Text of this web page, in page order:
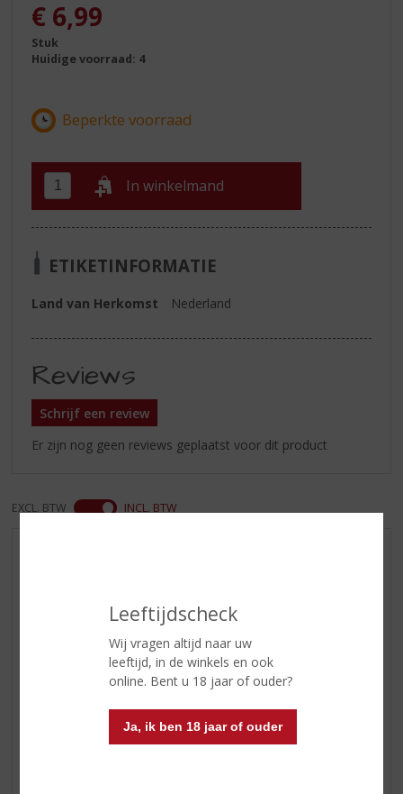
Leeftijdscheck
Wij vragen altijd naar uw
leeftijd, in de winkels en ook
online. Bent u 18 jaar of ouder?
Ja, ik ben 18 jaar of ouder
€ 6,99
Stuk
Huidige voorraad: 4
In winkelmand
ETIKETINFORMATIE
Land van Herkomst Nederland
Reviews
Schrijf een review
Er zijn nog geen reviews geplaatst voor dit product
EXCL. BTW INCL. BTW
WHISKY VAN DE MAAND
RUM VAN DE MAAND
BIER VAN DE MAAND
SPIRIT VAN DE MAAND
EXCLUSIEF TOPSLIJTER